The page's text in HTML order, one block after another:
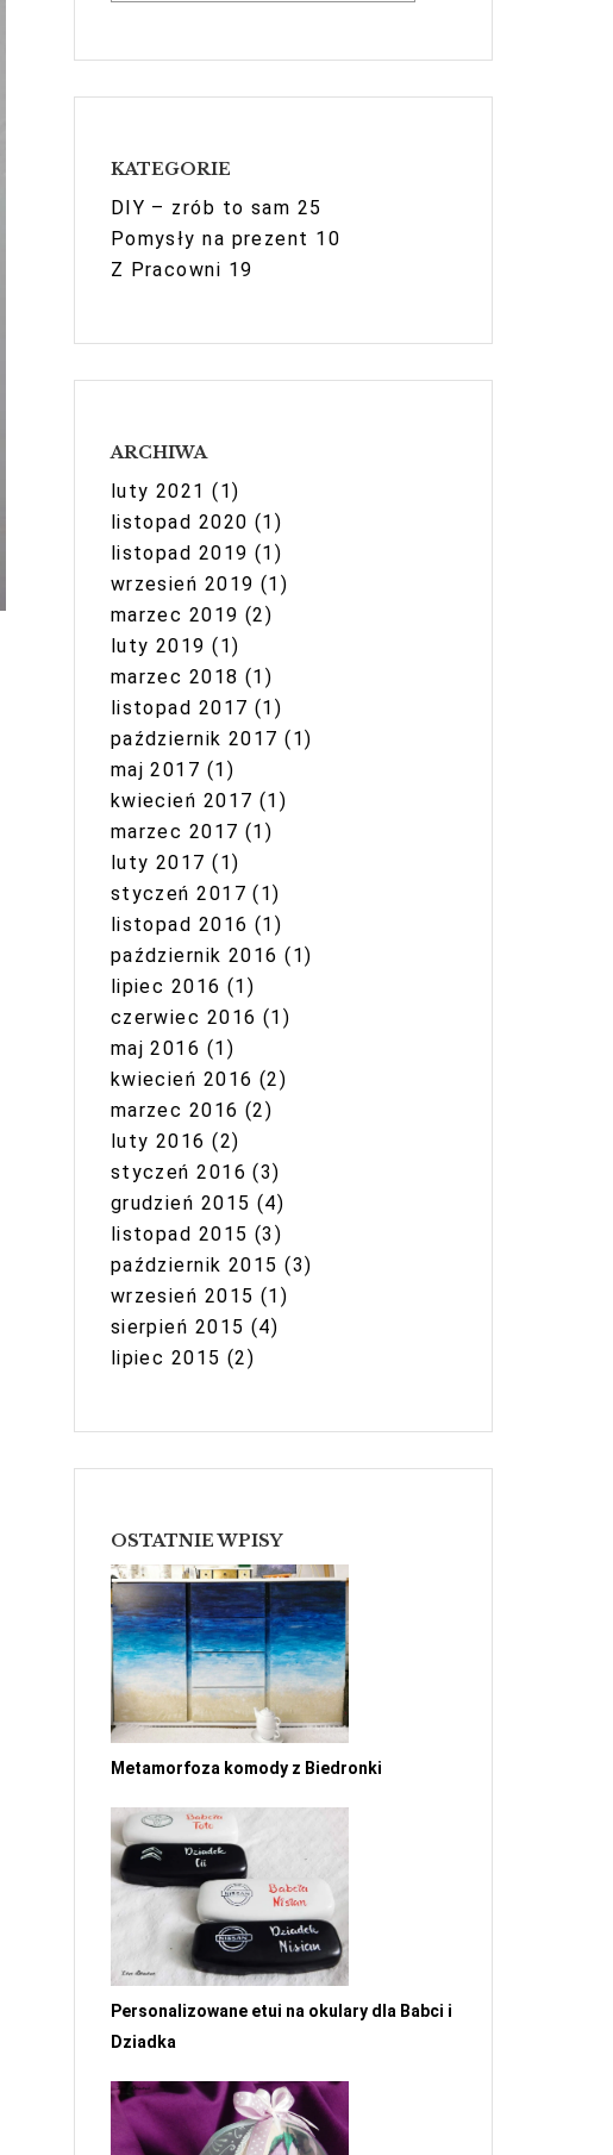
z
k
a
KATEGORIE
DIY – zrób to sam 25
Pomysły na prezent 10
Z Pracowni 19
ARCHIWA
luty 2021 (1)
listopad 2020 (1)
listopad 2019 (1)
wrzesień 2019 (1)
marzec 2019 (2)
luty 2019 (1)
marzec 2018 (1)
listopad 2017 (1)
październik 2017 (1)
maj 2017 (1)
kwiecień 2017 (1)
marzec 2017 (1)
luty 2017 (1)
styczeń 2017 (1)
listopad 2016 (1)
październik 2016 (1)
lipiec 2016 (1)
czerwiec 2016 (1)
maj 2016 (1)
kwiecień 2016 (2)
marzec 2016 (2)
luty 2016 (2)
styczeń 2016 (3)
grudzień 2015 (4)
listopad 2015 (3)
październik 2015 (3)
wrzesień 2015 (1)
sierpień 2015 (4)
lipiec 2015 (2)
OSTATNIE WPISY
Metamorfoza komody z Biedronki
Personalizowane etui na okulary dla Babci i
Dziadka